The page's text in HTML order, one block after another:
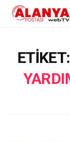
ETIKET: